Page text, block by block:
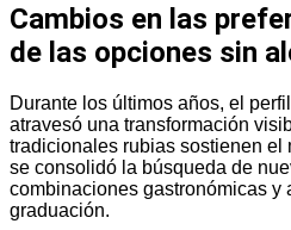
Cambios en las
de las opciones sin
Durante los últimos años, el
atravesó una transformación
tradicionales rubias sostienen el
se consolidó la búsqueda de
combinaciones gastronómicas y
graduación.